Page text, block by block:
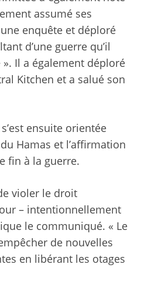
assumé ses
enquête et déploré
d’une guerre qu’il
». Il a également déploré
Kitchen et a salué son
ensuite orientée
Hamas et l’affirmation
fin à la guerre.
violer le droit
– intentionnellement
le communiqué. « Le
de nouvelles
en libérant les otages